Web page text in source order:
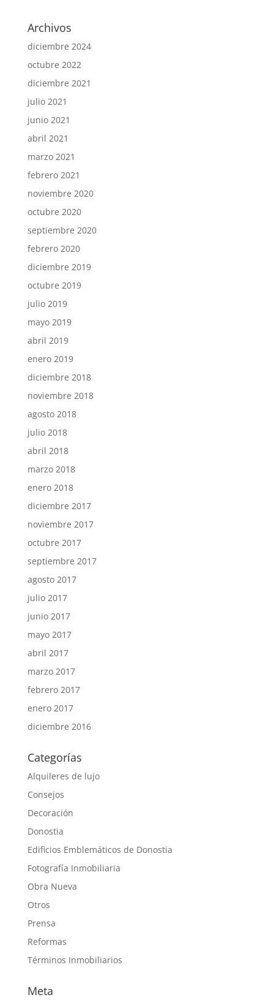
Archivos
diciembre 2024
octubre 2022
diciembre 2021
julio 2021
junio 2021
abril 2021
marzo 2021
febrero 2021
noviembre 2020
octubre 2020
septiembre 2020
febrero 2020
diciembre 2019
octubre 2019
julio 2019
mayo 2019
abril 2019
enero 2019
diciembre 2018
noviembre 2018
agosto 2018
julio 2018
abril 2018
marzo 2018
enero 2018
diciembre 2017
noviembre 2017
octubre 2017
septiembre 2017
agosto 2017
julio 2017
junio 2017
mayo 2017
abril 2017
marzo 2017
febrero 2017
enero 2017
diciembre 2016
Categorías
Alquileres de lujo
Consejos
Decoración
Donostia
Edificios Emblemáticos de Donostia
Fotografía Inmobiliaria
Obra Nueva
Otros
Prensa
Reformas
Términos Inmobiliarios
Meta